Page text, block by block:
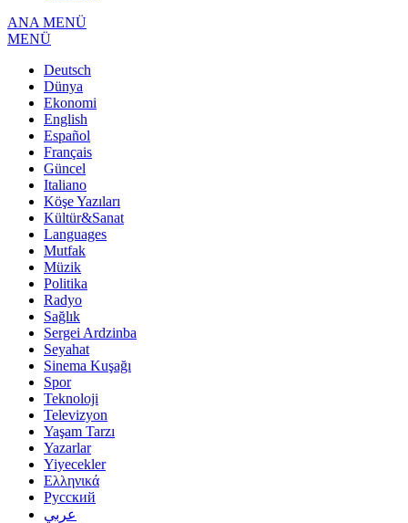
ANA MENÜ
MENÜ
Deutsch
Dünya
Ekonomi
English
Español
Français
Güncel
Italiano
Köşe Yazıları
Kültür&Sanat
Languages
Mutfak
Müzik
Politika
Radyo
Sağlık
Sergei Ardzinba
Seyahat
Sinema Kuşağı
Spor
Teknoloji
Televizyon
Yaşam Tarzı
Yazarlar
Yiyecekler
Ελληνικά
Русский
عربي